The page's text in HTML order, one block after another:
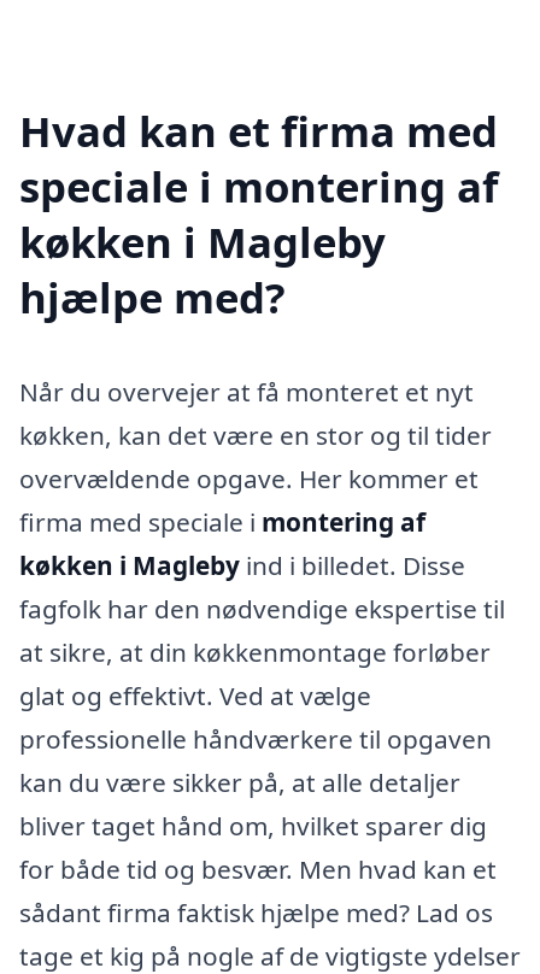
Hvad kan et firma med
speciale i montering af
køkken i Magleby
hjælpe med?
Når du overvejer at få monteret et nyt
køkken, kan det være en stor og til tider
overvældende opgave. Her kommer et
firma med speciale i montering af
køkken i Magleby ind i billedet. Disse
fagfolk har den nødvendige ekspertise til
at sikre, at din køkkenmontage forløber
glat og effektivt. Ved at vælge
professionelle håndværkere til opgaven
kan du være sikker på, at alle detaljer
bliver taget hånd om, hvilket sparer dig
for både tid og besvær. Men hvad kan et
sådant firma faktisk hjælpe med? Lad os
tage et kig på nogle af de vigtigste ydelser